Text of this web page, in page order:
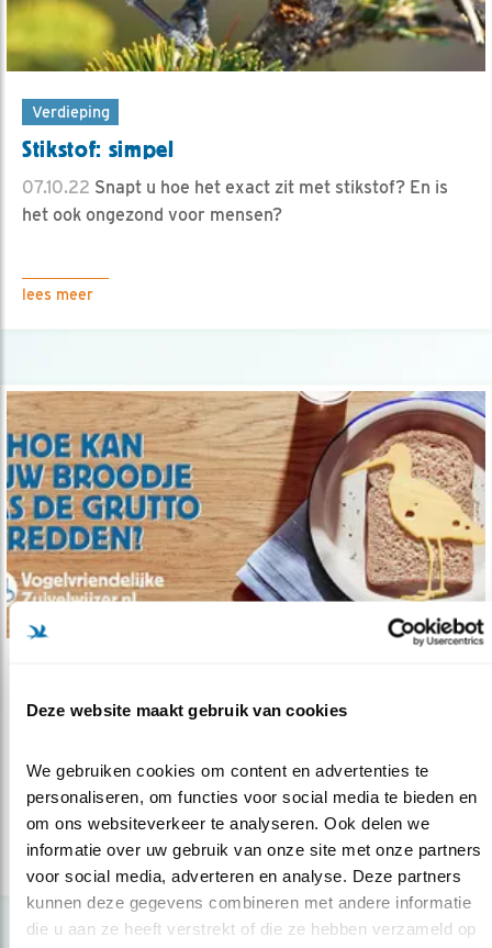
Deze website maakt gebruik van cookies
We gebruiken cookies om content en advertenties te
personaliseren, om functies voor social media te bieden en
om ons websiteverkeer te analyseren. Ook delen we
informatie over uw gebruik van onze site met onze partners
voor social media, adverteren en analyse. Deze partners
kunnen deze gegevens combineren met andere informatie
die u aan ze heeft verstrekt of die ze hebben verzameld op
Verdieping
Stikstof: simpel
07.10.22 Snapt u hoe het exact zit met stikstof? En is
het ook ongezond voor mensen?
lees meer
Melk en kaas met een goed verhaal
zuivel
lees meer